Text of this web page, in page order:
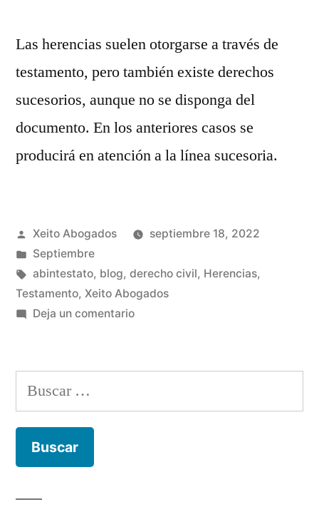
Las herencias suelen otorgarse a través de
testamento, pero también existe derechos
sucesorios, aunque no se disponga del
documento. En los anteriores casos se
producirá en atención a la línea sucesoria.
Publicado
por
Xeito Abogados
septiembre 18, 2022
Publicado
en
Septiembre
Etiquetas:
abintestato, blog, derecho civil, Herencias,
Testamento, Xeito Abogados
Deja un comentarioen
FRECUENTES
Buscar: